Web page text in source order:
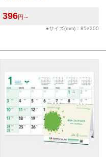
396円～
●サイズ(mm)：85×200